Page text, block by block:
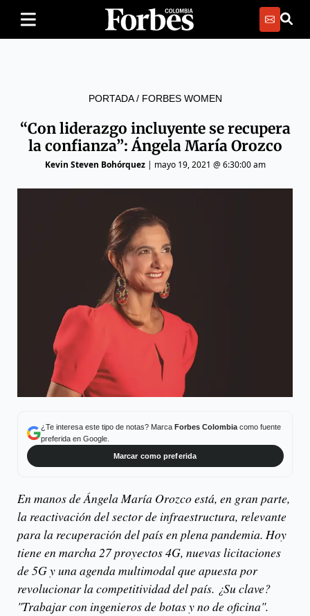
PORTADA/ FORBES WOMEN
“Con liderazgo incluyente se recupera
la confianza”: Ángela María Orozco
Kevin Steven Bohórquez| mayo 19, 2021 @ 6:30:00 am
¿Te interesa este tipo de notas? Marca Forbes Colombiacomo fuente
preferida en Google.
Marcar como preferida
En manos de Ángela María Orozco está, en gran parte,
la reactivación del sector de infraestructura, relevante
para la recuperación del país en plena pandemia. Hoy
tiene en marcha 27 proyectos 4G, nuevas licitaciones
de 5G y una agenda multimodal que apuesta por
revolucionar la competitividad del país. ¿Su clave?
"Trabajar con ingenieros de botas y no de oficina".